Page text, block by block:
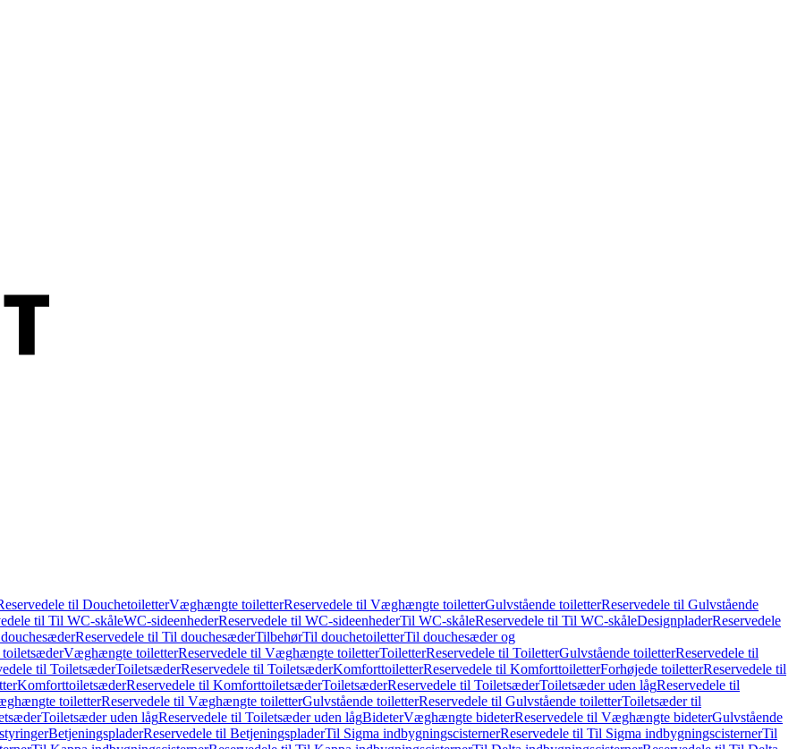
til DouchetoiletterVæghængte toiletterReservedele til Væghængte toiletterGulvstående toiletterReservedele til Gulvstående
til Til WC-skåleWC-sideenhederReservedele til WC-sideenhederTil WC-skåleReservedele til Til WC-skåleDesignpladerReservedele
Reservedele til Til douchesæderTilbehørTil douchetoiletterTil douchesæder og
Væghængte toiletterReservedele til Væghængte toiletterToiletterReservedele til ToiletterGulvstående toiletterReservedele til
til ToiletsæderToiletsæderReservedele til ToiletsæderKomforttoiletterReservedele til KomforttoiletterForhøjede toiletterReservedele til
KomforttoiletsæderReservedele til KomforttoiletsæderToiletsæderReservedele til ToiletsæderToiletsæder uden lågReservedele til
toiletterReservedele til Væghængte toiletterGulvstående toiletterReservedele til Gulvstående toiletterToiletsæder til
Toiletsæder uden lågReservedele til Toiletsæder uden lågBideterVæghængte bideterReservedele til Væghængte bideterGulvstående
BetjeningspladerReservedele til BetjeningspladerTil Sigma indbygningscisternerReservedele til Til Sigma indbygningscisternerTil